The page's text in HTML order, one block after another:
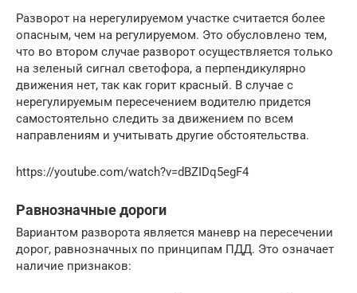
Разворот на нерегулируемом участке считается более
опасным, чем на регулируемом. Это обусловлено тем,
что во втором случае разворот осуществляется только
на зеленый сигнал светофора, а перпендикулярно
движения нет, так как горит красный. В случае с
нерегулируемым пересечением водителю придется
самостоятельно следить за движением по всем
направлениям и учитывать другие обстоятельства.
https://youtube.com/watch?v=dBZIDq5egF4
Равнозначные дороги
Вариантом разворота является маневр на пересечении
дорог, равнозначных по принципам ПДД. Это означает
наличие признаков: